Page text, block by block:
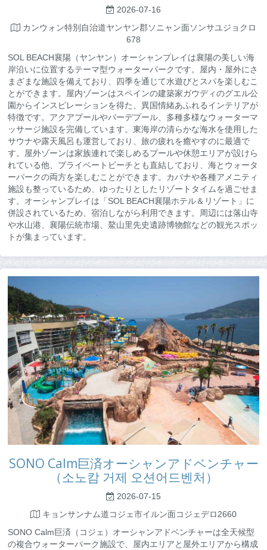
2026-07-16
カンウォン特別自治道ヤンヤン郡ソニャン面ソンサユジョクロ
678
SOL BEACH襄陽（ヤンヤン）オーシャンプレイは襄陽の美しい海
岸沿いに位置するテーマ型ウォーターパークです。屋内・屋外にさ
まざまな施設を備えており、四季を通じて水遊びとスパを楽しむこ
とができます。屋内ゾーンはスペインの建築家ガウディのグエル公
園からインスピレーションを得た、異国情緒あふれるインテリアが
特徴です。アクアプールやバーデプール、多種多様なウォーターマ
ッサージ施設を完備しています。東海岸の清らかな海水を使用した
サウナや露天風呂も運営しており、旅の疲れを癒やすのに最適で
す。屋外ゾーンは家族連れで楽しめるプールや休憩エリアが設けら
れている他、プライベートビーチとも直結しており、海とウォータ
ーパークの両方を楽しむことができます。カバナや各種アメニティ
施設も整っているため、ゆったりとしたリゾートタイムを過ごせま
す。オーシャンプレイは「SOL BEACH襄陽ホテル＆リゾート」に
併設されているため、宿泊しながら利用できます。周辺には落山寺
や水山港、襄陽伝統市場、鰲山里先史遺跡博物館などの観光スポッ
トが集まっています。
SONO Calm巨済オーシャンアドベンチャー
（소노캄 거제 오션어드벤처）
2026-07-15
キョンサンナム道コジェ市イルン面コジェデロ2660
SONO Calm巨済（コジェ）オーシャンアドベンチャーは全天候型
の複合ウォーターパーク施設で、屋内エリアと屋外エリアから構成